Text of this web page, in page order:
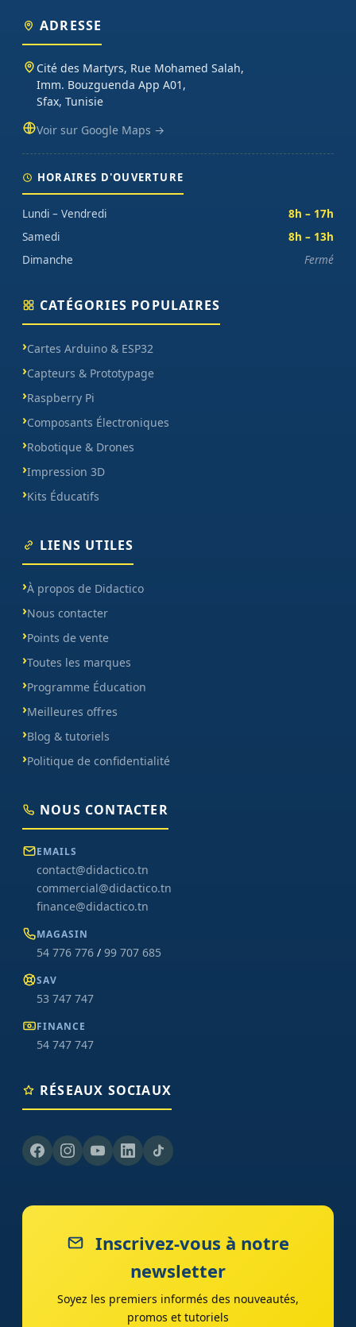
ADRESSE
Cité des Martyrs, Rue Mohamed Salah,
Imm. Bouzguenda App A01,
Sfax, Tunisie
Voir sur Google Maps →
HORAIRES D'OUVERTURE
Lundi – Vendredi
8h – 17h
Samedi
8h – 13h
Dimanche
Fermé
CATÉGORIES POPULAIRES
Cartes Arduino & ESP32
Capteurs & Prototypage
Raspberry Pi
Composants Électroniques
Robotique & Drones
Impression 3D
Kits Éducatifs
LIENS UTILES
À propos de Didactico
Nous contacter
Points de vente
Toutes les marques
Programme Éducation
Meilleures offres
Blog & tutoriels
Politique de confidentialité
NOUS CONTACTER
EMAILS
contact@didactico.tn
commercial@didactico.tn
finance@didactico.tn
MAGASIN
54 776 776 / 99 707 685
SAV
53 747 747
FINANCE
54 747 747
RÉSEAUX SOCIAUX
Inscrivez-vous à notre
newsletter
Soyez les premiers informés des nouveautés,
promos et tutoriels